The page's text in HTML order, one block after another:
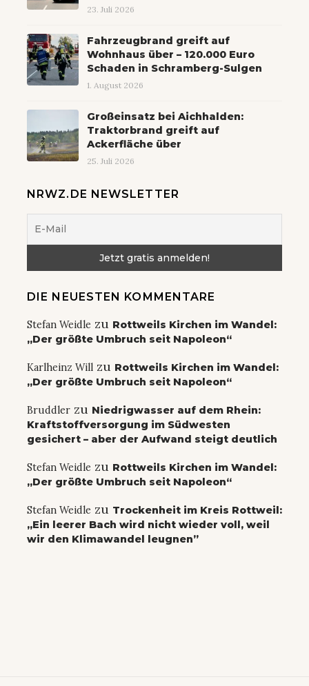
23. Juli 2026
Fahrzeugbrand greift auf
Wohnhaus über – 120.000 Euro
Schaden in Schramberg-Sulgen
1. August 2026
Großeinsatz bei Aichhalden:
Traktorbrand greift auf
Ackerfläche über
25. Juli 2026
NRWZ.DE NEWSLETTER
DIE NEUESTEN KOMMENTARE
Stefan Weidle zu Rottweils Kirchen im Wandel:
„Der größte Umbruch seit Napoleon“
Karlheinz Will zu Rottweils Kirchen im Wandel:
„Der größte Umbruch seit Napoleon“
Bruddler zu Niedrigwasser auf dem Rhein:
Kraftstoffversorgung im Südwesten
gesichert – aber der Aufwand steigt deutlich
Stefan Weidle zu Rottweils Kirchen im Wandel:
„Der größte Umbruch seit Napoleon“
Stefan Weidle zu Trockenheit im Kreis Rottweil:
„Ein leerer Bach wird nicht wieder voll, weil
wir den Klimawandel leugnen”